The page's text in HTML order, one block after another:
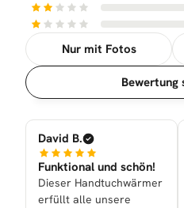
Nur mit Fotos
Sortierung
Bewertung
David B.
Funktional und schön!
Dieser Handtuchwärmer
erfüllt alle unsere